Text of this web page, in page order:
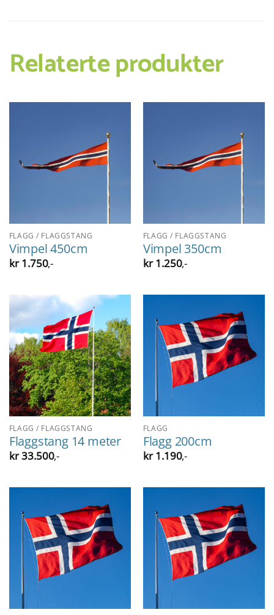
Relaterte produkter
FLAGG / FLAGGSTANG
Vimpel 450cm
kr1.750,-
FLAGG / FLAGGSTANG
Vimpel 350cm
kr1.250,-
FLAGG / FLAGGSTANG
Flaggstang 14 meter
kr33.500,-
FLAGG
Flagg 200cm
kr1.190,-